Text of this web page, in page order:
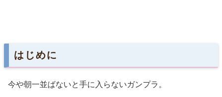
はじめに
今や朝一並ばないと手に入らないガンプラ。